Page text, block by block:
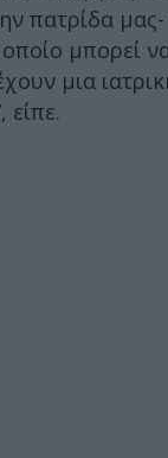
πατρίδα
μπορεί
μια